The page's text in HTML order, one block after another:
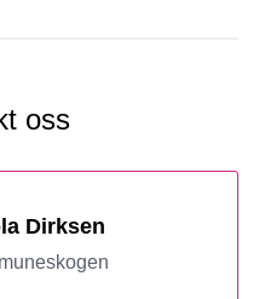
oss
Dirksen